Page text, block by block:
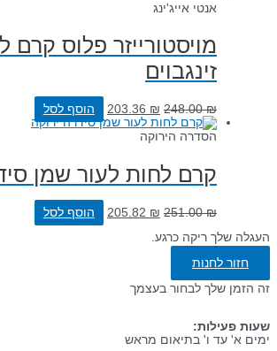
אנטי אייג'ינג
מויסטורייזר פלוס קרם
זינגבוים
248.00₪
203.36 ₪ הוסף לסל
הסדרה הירוקה
קרם לחות לעור שמן
251.00₪
205.82 ₪
הוסף לסל
העגלה שלך ריקה כרגע.
חזור לחנות
זה הזמן שלך לבחור בעצמך
שעות פעילות:
ימים א' עד ו' בתיאום מראש